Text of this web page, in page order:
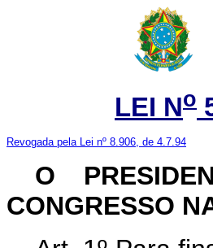
LEI No
Revogada pela Lei nº 8.906, de 4.7.94
O
CONGRESSO